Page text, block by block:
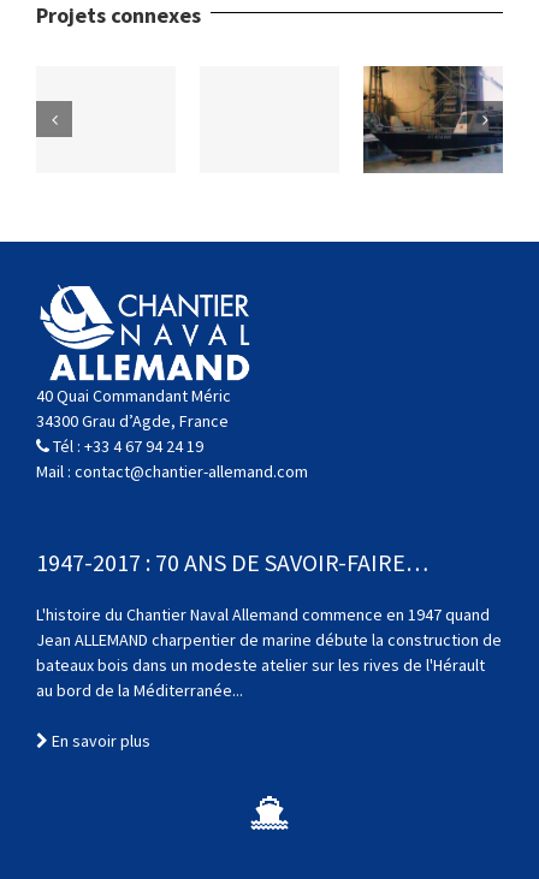
Projets connexes
40 Quai Commandant Méric
34300 Grau d’Agde, France
Tél : +33 4 67 94 24 19
Mail : contact@chantier-allemand.com
1947-2017 : 70 ANS DE SAVOIR-FAIRE…
L'histoire du Chantier Naval Allemand commence en 1947 quand
Jean ALLEMAND charpentier de marine débute la construction de
bateaux bois dans un modeste atelier sur les rives de l'Hérault
au bord de la Méditerranée...
En savoir plus